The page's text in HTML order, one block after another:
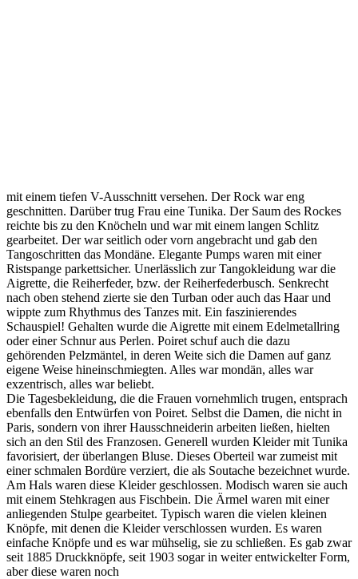
mit einem tiefen V-Ausschnitt versehen. Der Rock war eng
geschnitten. Darüber trug Frau eine Tunika. Der Saum des Rockes
reichte bis zu den Knöcheln und war mit einem langen Schlitz
gearbeitet. Der war seitlich oder vorn angebracht und gab den
Tangoschritten das Mondäne. Elegante Pumps waren mit einer
Ristspange parkettsicher. Unerlässlich zur Tangokleidung war die
Aigrette, die Reiherfeder, bzw. der Reiherfederbusch. Senkrecht
nach oben stehend zierte sie den Turban oder auch das Haar und
wippte zum Rhythmus des Tanzes mit. Ein faszinierendes
Schauspiel! Gehalten wurde die Aigrette mit einem Edelmetallring
oder einer Schnur aus Perlen. Poiret schuf auch die dazu
gehörenden Pelzmäntel, in deren Weite sich die Damen auf ganz
eigene Weise hineinschmiegten. Alles war mondän, alles war
exzentrisch, alles war beliebt.
Die Tagesbekleidung, die die Frauen vornehmlich trugen, entsprach
ebenfalls den Entwürfen von Poiret. Selbst die Damen, die nicht in
Paris, sondern von ihrer Hausschneiderin arbeiten ließen, hielten
sich an den Stil des Franzosen. Generell wurden Kleider mit Tunika
favorisiert, der überlangen Bluse. Dieses Oberteil war zumeist mit
einer schmalen Bordüre verziert, die als Soutache bezeichnet wurde.
Am Hals waren diese Kleider geschlossen. Modisch waren sie auch
mit einem Stehkragen aus Fischbein. Die Ärmel waren mit einer
anliegenden Stulpe gearbeitet. Typisch waren die vielen kleinen
Knöpfe, mit denen die Kleider verschlossen wurden. Es waren
einfache Knöpfe und es war mühselig, sie zu schließen. Es gab zwar
seit 1885 Druckknöpfe, seit 1903 sogar in weiter entwickelter Form,
aber diese waren noch